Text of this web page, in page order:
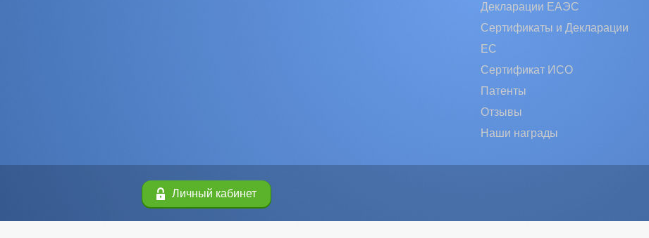
Декларации ЕАЭС
Сертификаты и Декларации
EC
Сертификат ИСО
Патенты
Отзывы
Наши награды
Личный кабинет